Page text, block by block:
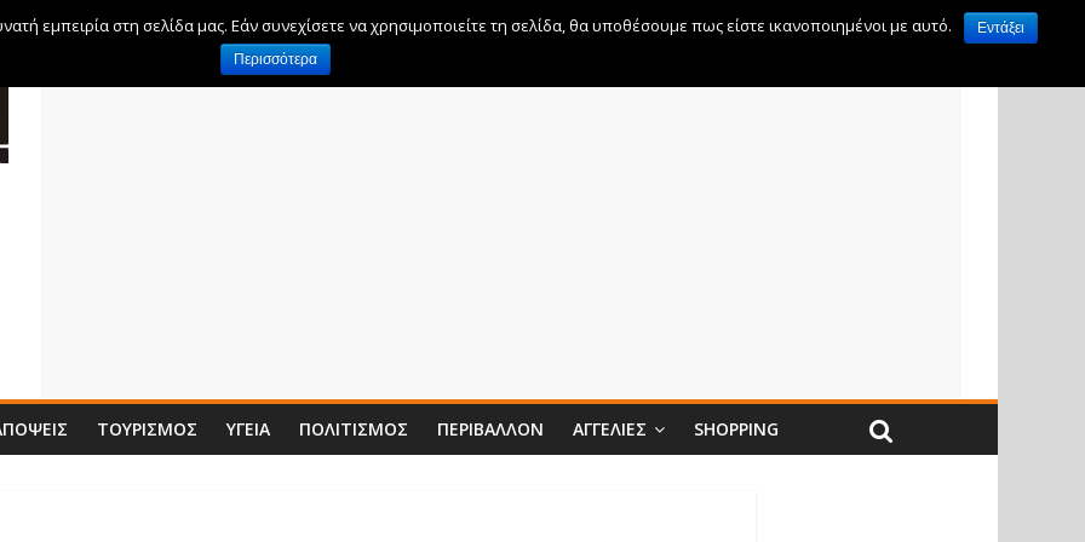
ΤΟΥΡΙΣΜΌΣ ΥΓΕΊΑ ΠΟΛΙΤΙΣΜΌΣ ΠΕΡΙΒΆΛΛΟΝ ΑΓΓΕΛΊΕΣ SHOPPING
εμπειρία στη σελίδα μας. Εάν συνεχίσετε να χρησιμοποιείτε τη σελίδα, θα υποθέσουμε πως είστε ικανοποιημένοι με αυτό.
Εντάξει
Περισσότερα